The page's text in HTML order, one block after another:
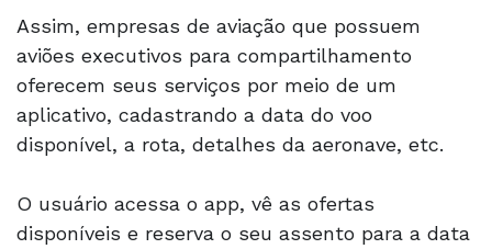
Assim, empresas de aviação que possuem
aviões executivos para compartilhamento
oferecem seus serviços por meio de um
aplicativo, cadastrando a data do voo
disponível, a rota, detalhes da aeronave, etc.
O usuário acessa o app, vê as ofertas
disponíveis e reserva o seu assento para a data